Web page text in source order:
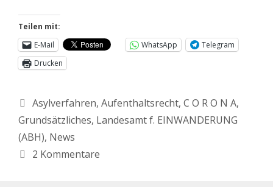
Teilen mit:
E-Mail
WhatsApp
Telegram
Drucken
Asylverfahren, Aufenthaltsrecht, C O R O N A,
Grundsätzliches, Landesamt f. EINWANDERUNG
(ABH), News
2 Kommentare